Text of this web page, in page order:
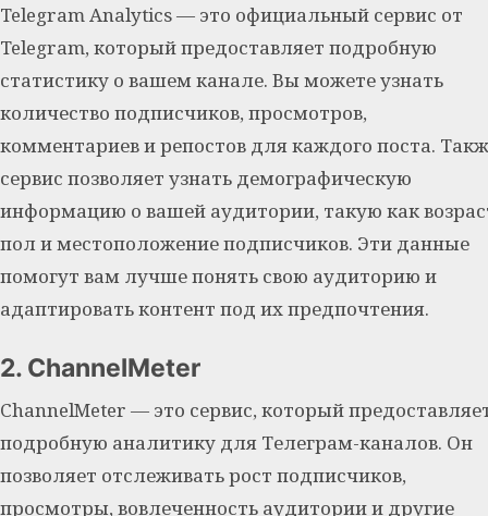
Telegram Analytics — это официальный сервис от
Telegram, который предоставляет подробную
статистику о вашем канале. Вы можете узнать
количество подписчиков, просмотров,
комментариев и репостов для каждого поста.
сервис позволяет узнать демографическую
информацию о вашей аудитории, такую как
пол и местоположение подписчиков. Эти данные
помогут вам лучше понять свою аудиторию и
адаптировать контент под их предпочтения.
2. ChannelMeter
ChannelMeter — это сервис, который
подробную аналитику для Телеграм-каналов. Он
позволяет отслеживать рост подписчиков,
просмотры, вовлеченность аудитории и другие